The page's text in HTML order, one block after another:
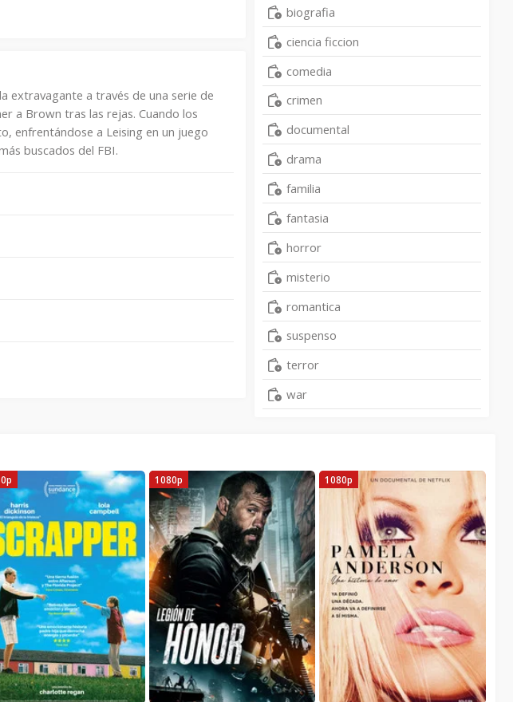
extravagante a través de una serie de
a Brown tras las rejas. Cuando los
enfrentándose a Leising en un juego
buscados del FBI.
biografia
ciencia ficcion
comedia
crimen
documental
drama
familia
fantasia
horror
misterio
romantica
suspenso
terror
war
1080p 1080p